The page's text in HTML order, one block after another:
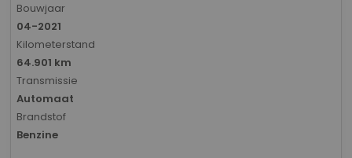
Bouwjaar
04-2021
Kilometerstand
64.901 km
Transmissie
Automaat
Brandstof
Benzine